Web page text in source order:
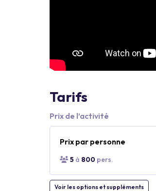
Tarifs
Prix de l’activité
Prix par personne
5 à 800 pers.
Voir les options et suppléments